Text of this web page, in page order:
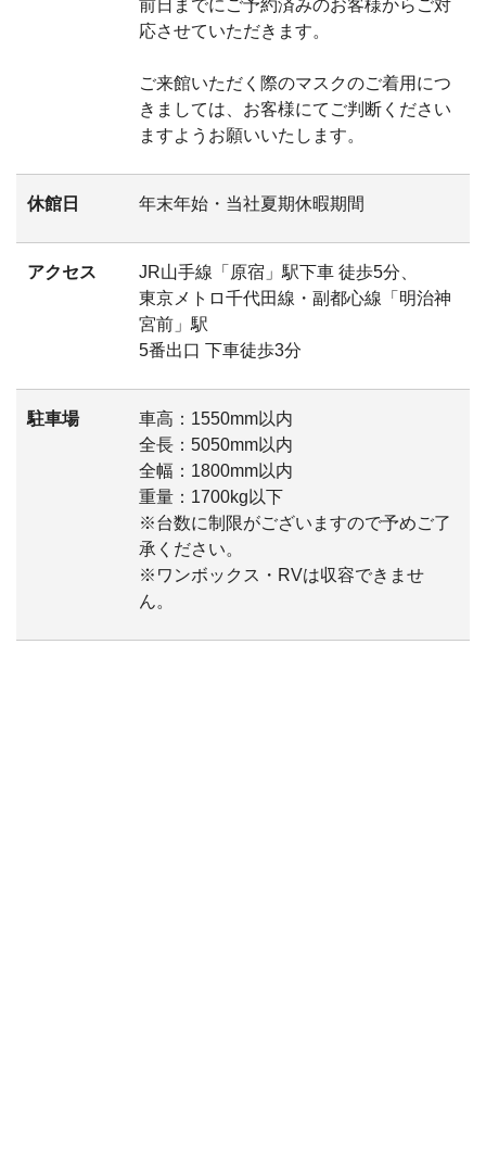
前日までにご予約済みのお客様からご対
応させていただきます。
ご来館いただく際のマスクのご着用につ
きましては、お客様にてご判断ください
ますようお願いいたします。
休館日 年末年始・当社夏期休暇期間
アクセス
JR山手線「原宿」駅下車 徒歩5分、
東京メトロ千代田線・副都心線「明治神
宮前」駅
5番出口 下車徒歩3分
駐車場
車高：1550mm以内
全長：5050mm以内
全幅：1800mm以内
重量：1700kg以下
※台数に制限がございますので予めご了
承ください。
※ワンボックス・RVは収容できませ
ん。